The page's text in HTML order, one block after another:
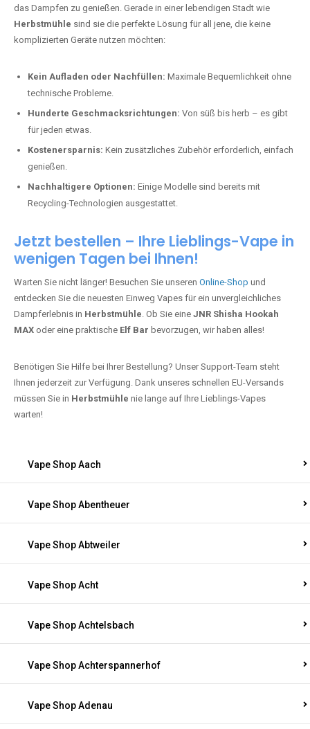
das Dampfen zu genießen. Gerade in einer lebendigen Stadt wie
Herbstmühle sind sie die perfekte Lösung für all jene, die keine
komplizierten Geräte nutzen möchten:
Kein Aufladen oder Nachfüllen: Maximale Bequemlichkeit ohne
technische Probleme.
Hunderte Geschmacksrichtungen: Von süß bis herb – es gibt
für jeden etwas.
Kostenersparnis: Kein zusätzliches Zubehör erforderlich, einfach
genießen.
Nachhaltigere Optionen: Einige Modelle sind bereits mit
Recycling-Technologien ausgestattet.
Jetzt bestellen – Ihre Lieblings-Vape in
wenigen Tagen bei Ihnen!
Warten Sie nicht länger! Besuchen Sie unseren Online-Shop und
entdecken Sie die neuesten Einweg Vapes für ein unvergleichliches
Dampferlebnis in Herbstmühle. Ob Sie eine JNR Shisha Hookah
MAX oder eine praktische Elf Bar bevorzugen, wir haben alles!
Benötigen Sie Hilfe bei Ihrer Bestellung? Unser Support-Team steht
Ihnen jederzeit zur Verfügung. Dank unseres schnellen EU-Versands
müssen Sie in Herbstmühle nie lange auf Ihre Lieblings-Vapes
warten!
Vape Shop Aach
Vape Shop Abentheuer
Vape Shop Abtweiler
Vape Shop Acht
Vape Shop Achtelsbach
Vape Shop Achterspannerhof
Vape Shop Adenau